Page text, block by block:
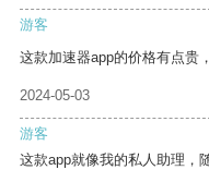
游客
这款加速器app的价格有点贵
2024-05-03
游客
这款app就像我的私人助理，